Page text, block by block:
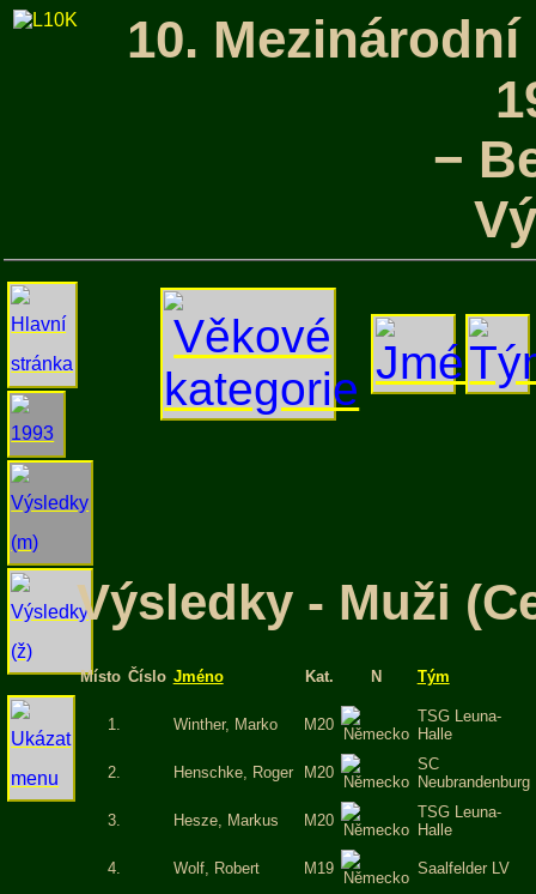
10.
−
Výsledky - Muži
Místo Číslo Jméno Kat. N Tým
1. Winther, Marko M20
TSG Leuna-
Halle
2. Henschke, Roger M20
SC
Neubrandenburg
3. Hesze, Markus M20
TSG Leuna-
Halle
4. Wolf, Robert M19 Saalfelder LV